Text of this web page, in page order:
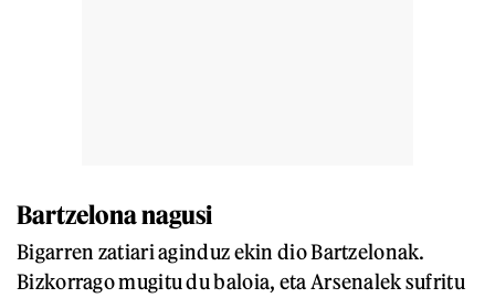
Bartzelona nagusi
Bigarren zatiari aginduz ekin dio Bartzelonak.
Bizkorrago mugitu du baloia, eta Arsenalek sufritu